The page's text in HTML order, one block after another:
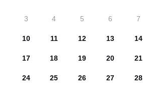
3 4 5 6 7
10 11 12 13 14
17 18 19 20 21
24 25 26 27 28